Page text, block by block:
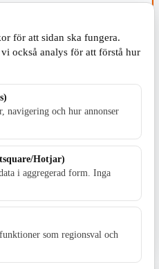
1991 som sedan 2002 ger
lanserades Värnamo.nu. Från
tre kommuner: Gnosjö,
kommun.
oss
1, 568 92 Skillingaryd
för att sidan ska fungera.
också analys för att förstå hur
navigering och hur annonser
Hotjar)
i aggregerad form. Inga
som regionsval och